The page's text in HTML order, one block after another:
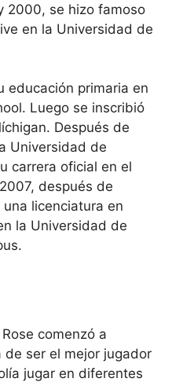
2000, se hizo famoso
en la Universidad de
educación primaria en
Luego se inscribió
Después de
Universidad de
carrera oficial en el
después de
licenciatura en
la Universidad de
comenzó a
de ser el mejor jugador
jugar en diferentes